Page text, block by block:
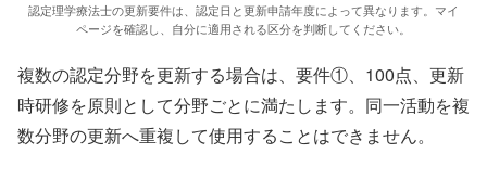
認定理学療法士の更新要件は、認定日と更新申請年度によって異なります。マイ
ページを確認し、自分に適用される区分を判断してください。
複数の認定分野を更新する場合は、要件①、100点、更新
時研修を原則として分野ごとに満たします。同一活動を複
数分野の更新へ重複して使用することはできません。